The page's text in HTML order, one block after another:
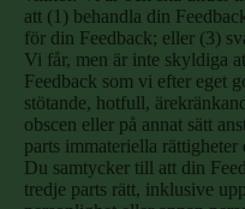
att (1) behandla din
för din Feedback; eller (3)
Vi får, men är inte skyldiga
Feedback som vi efter eget
stötande, hotfull,
obscen eller på annat sätt
parts immateriella
Du samtycker till att din
tredje parts rätt, inklusive